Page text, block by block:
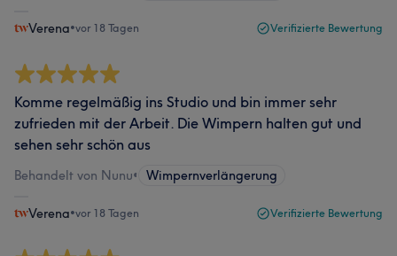
Verena•vor 18 Tagen Verifizierte Bewertung
Komme regelmäßig ins Studio und bin immer sehr
zufrieden mit der Arbeit. Die Wimpern halten gut und
sehen sehr schön aus
Behandelt von Nunu• Wimpernverlängerung
Verena•vor 18 Tagen Verifizierte Bewertung